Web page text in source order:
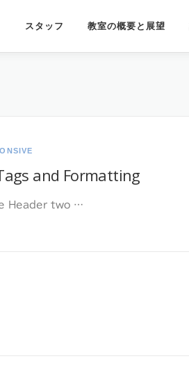
スタッフ 教室の概要と展望
and Formatting
Header two …